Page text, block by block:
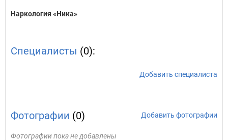
Наркология «Ника»
Специалисты (0):
Добавить специалиста
Фотографии (0) Добавить фотографии
Фотографии пока не добавлены